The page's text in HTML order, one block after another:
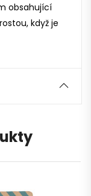
obsahující
když je